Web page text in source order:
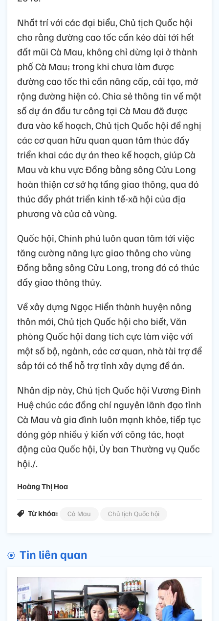
Nhất trí với các đại biểu, Chủ tịch Quốc hội
cho rằng đường cao tốc cần kéo dài tới hết
đất mũi Cà Mau, không chỉ dừng lại ở thành
phố Cà Mau; trong khi chưa làm được
đường cao tốc thì cần nâng cấp, cải tạo, mở
rộng đường hiện có. Chia sẻ thông tin về một
số dự án đầu tư công tại Cà Mau đã được
đưa vào kế hoạch, Chủ tịch Quốc hội đề nghị
các cơ quan hữu quan quan tâm thúc đẩy
triển khai các dự án theo kế hoạch, giúp Cà
Mau và khu vực Đồng bằng sông Cửu Long
hoàn thiện cơ sở hạ tầng giao thông, qua đó
thúc đẩy phát triển kinh tế-xã hội của địa
phương và của cả vùng.
Quốc hội, Chính phủ luôn quan tâm tới việc
tăng cường năng lực giao thông cho vùng
Đồng bằng sông Cửu Long, trong đó có thúc
đẩy giao thông thủy.
Về xây dựng Ngọc Hiển thành huyện nông
thôn mới, Chủ tịch Quốc hội cho biết, Văn
phòng Quốc hội đang tích cực làm việc với
một số bộ, ngành, các cơ quan, nhà tài trợ để
sắp tới có thể hỗ trợ tỉnh xây dựng đề án.
Nhân dịp này, Chủ tịch Quốc hội Vương Đình
Huệ chúc các đồng chí nguyên lãnh đạo tỉnh
Cà Mau và gia đình luôn mạnh khỏe, tiếp tục
đóng góp nhiều ý kiến với công tác, hoạt
động của Quốc hội, Ủy ban Thường vụ Quốc
hội./.
Hoàng Thị Hoa
Từ khóa: Cà Mau Chủ tịch Quốc hội
Tin liên quan